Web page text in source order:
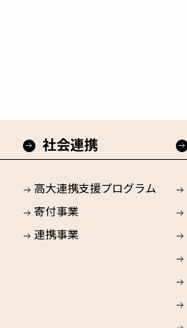
社会連携
高大連携支援プログラム
寄付事業
連携事業